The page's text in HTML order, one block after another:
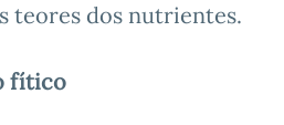
teores dos nutrientes.
fítico